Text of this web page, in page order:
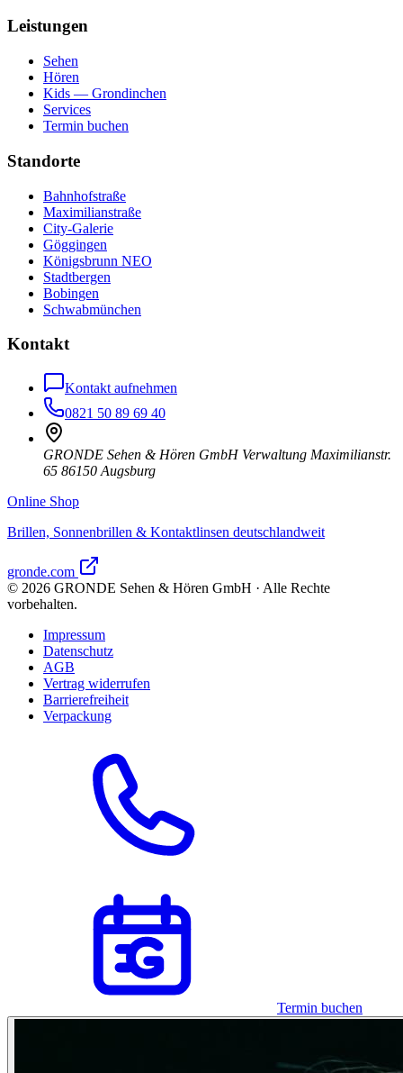
Leistungen
Sehen
Hören
Kids — Grondinchen
Services
Termin buchen
Standorte
Bahnhofstraße
Maximilianstraße
City-Galerie
Göggingen
Königsbrunn NEO
Stadtbergen
Bobingen
Schwabmünchen
Kontakt
Kontakt aufnehmen
0821 50 89 69 40
GRONDE Sehen & Hören GmbH Verwaltung Maximilianstr.
65 86150 Augsburg
Online Shop
Brillen, Sonnenbrillen & Kontaktlinsen deutschlandweit
gronde.com
© 2026 GRONDE Sehen & Hören GmbH · Alle Rechte
vorbehalten.
Impressum
Datenschutz
AGB
Vertrag widerrufen
Barrierefreiheit
Verpackung
Termin buchen